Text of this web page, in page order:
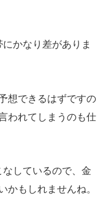
かなり差がありま
想できるはずですの
われてしまうのも仕
しているので、金
かもしれませんね。